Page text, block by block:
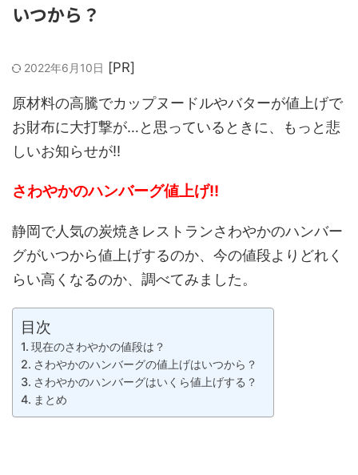
いつから？
2022年6月10日
原材料の高騰でカップヌードルやバターが値上げで
お財布に大打撃が…と思っているときに、もっと悲
しいお知らせが‼
さわやかのハンバーグ値上げ‼
静岡で人気の炭焼きレストランさわやかのハンバー
グがいつから値上げするのか、今の値段よりどれく
らい高くなるのか、調べてみました。
目次
現在のさわやかの値段は？
さわやかのハンバーグの値上げはいつから？
さわやかのハンバーグはいくら値上げする？
まとめ